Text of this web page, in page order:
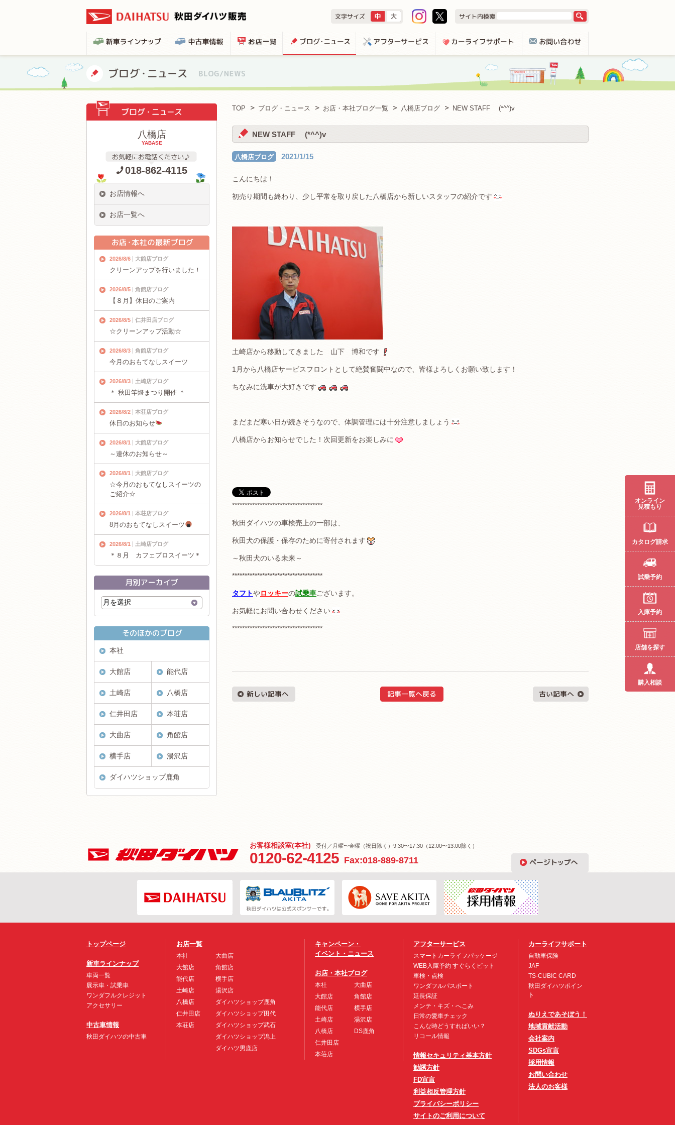
TOP ブログ・ニュース お店・本社ブログ一覧 八橋店ブログ NEW STAFF (*^^)v
NEW STAFF (*^^)v
八橋店ブログ 2021/1/15
こんにちは！
初売り期間も終わり、少し平常を取り戻した八橋店から新しいスタッフの紹介です
土崎店から移動してきました 山下 博和です
1月から八橋店サービスフロントとして絶賛奮闘中なので、皆様よろしくお願い致します！
ちなみに洗車が大好きです
まだまだ寒い日が続きそうなので、体調管理には十分注意しましょう
八橋店からお知らせでした！次回更新をお楽しみに
************************************
秋田ダイハツの車検売上の一部は、
秋田犬の保護・保存のために寄付されます
～秋田犬のいる未来～
************************************
タフトやロッキーの試乗車ございます。
お気軽にお問い合わせください
************************************
八橋店
YABASE
018-862-4115
お店情報へ
お店一覧へ
2026/8/6 大館店ブログ
クリーンアップを行いました！
2026/8/5 角館店ブログ
【８月】休日のご案内
2026/8/5 仁井田店ブログ
☆クリーンアップ活動☆
2026/8/3 角館店ブログ
今月のおもてなしスイーツ
2026/8/3 土崎店ブログ
＊ 秋田竿燈まつり開催 ＊
2026/8/2 本荘店ブログ
休日のお知らせ
2026/8/1 大館店ブログ
～連休のお知らせ～
2026/8/1 大館店ブログ
☆今月のおもてなしスイーツの
ご紹介☆
2026/8/1 本荘店ブログ
8月のおもてなしスイーツ
2026/8/1 土崎店ブログ
＊８月 カフェプロスイーツ＊
本社
大館店 能代店
土崎店 八橋店
仁井田店 本荘店
大曲店 角館店
横手店 湯沢店
ダイハツショップ鹿角
お客様相談室(本社) 受付／月曜〜金曜（祝日除く）9:30〜17:30（12:00〜13:00除く）
0120-62-4125 Fax:018-889-8711
トップページ
新車ラインナップ
車両一覧
展示車・試乗車
ワンダフルクレジット
アクセサリー
中古車情報
秋田ダイハツの中古車
お店一覧
本社
大館店
能代店
土崎店
八橋店
仁井田店
本荘店
大曲店
角館店
横手店
湯沢店
ダイハツショップ鹿角
ダイハツショップ田代
ダイハツショップ武石
ダイハツショップ潟上
ダイハツ男鹿店
キャンペーン・
イベント・ニュース
お店・本社ブログ
本社
大館店
能代店
土崎店
八橋店
仁井田店
本荘店
大曲店
角館店
横手店
湯沢店
DS鹿角
アフターサービス
スマートカーライフパッケージ
WEB入庫予約 すぐらくピット
車検・点検
ワンダフルパスポート
延長保証
メンテ・キズ・へこみ
日常の愛車チェック
こんな時どうすればいい？
リコール情報
情報セキュリティ基本方針
勧誘方針
FD宣言
利益相反管理方針
プライバシーポリシー
サイトのご利用について
カーライフサポート
自動車保険
JAF
TS-CUBIC CARD
秋田ダイハツポイン
ト
ぬりえであそぼう！
地域貢献活動
会社案内
SDGs宣言
採用情報
お問い合わせ
法人のお客様
オンライン
見積もり
カタログ請求
試乗予約
入庫予約
店舗を探す
購入相談